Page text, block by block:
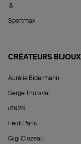
&
Sportmax
CRÉATEURS BIJOUX
Aurélie Bidermann
Serge Thoraval
d1928
Feidt Paris
Gigi Clozeau